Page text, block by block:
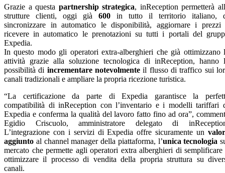
Grazie a questa partnership strategica, inReception permetterà
strutture clienti, oggi già 600 in tutto il territorio italiano,
sincronizzare in automatico le disponibilità, aggiornare i prezzi
ricevere in automatico le prenotazioni su tutti i portali del
Expedia.
In questo modo gli operatori extra-alberghieri che già ottimizzano
attività grazie alla soluzione tecnologica di inReception, hanno
possibilità di incrementare notevolmente il flusso di traffico sui
canali tradizionali e ampliare la propria ricezione turistica.
“La certificazione da parte di Expedia garantisce la
compatibilità di inReception con l’inventario e i modelli tariffari
Expedia e conferma la qualità del lavoro fatto fino ad ora”,
Egidio Criscuolo, amministratore delegato di
L’integrazione con i servizi di Expedia offre sicuramente un
aggiunto al channel manager della piattaforma, l’unica tecnologia
mercato che permette agli operatori extra alberghieri di semplificare
ottimizzare il processo di vendita della propria struttura su
canali.